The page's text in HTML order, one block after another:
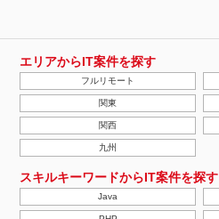
エリアからIT案件を探す
フルリモート
関東
関西
九州
スキルキーワードからIT案件を探す
Java